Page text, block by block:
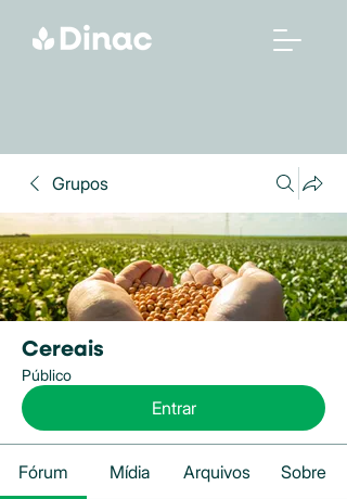
Grupos
Cereais
Público
Entrar
Fórum Mídia Arquivos Sobre